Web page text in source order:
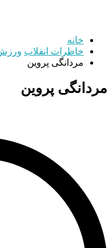
خانه
خاطرات انقلاب
مردانگی پروین
مردانگی پروین